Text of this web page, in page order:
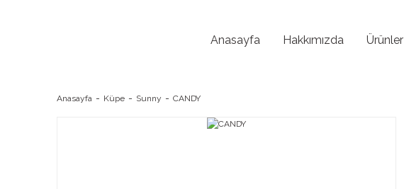
Anasayfa Hakkımızda Ürünler
Anasayfa Küpe Sunny CANDY